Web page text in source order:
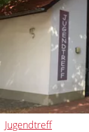
Jugendtreff